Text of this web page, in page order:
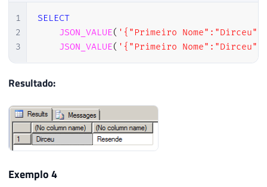
35
36
37
38
39
41
42
43
44
46
}'
SELECT
JSON_VALUE(@stringJson
JSON_VALUE(@stringJson
1
2
3
SELECT
JSON_VALUE( '{"Primeiro Nome":"Dirceu",
JSON_VALUE( '{"Primeiro Nome":"Dirceu",
Resultado:
Exemplo 4